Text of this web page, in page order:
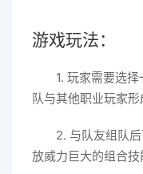
游戏玩法：
1. 玩家需要选
队与其他职业玩家形
2. 与队友组队
放威力巨大的组合技